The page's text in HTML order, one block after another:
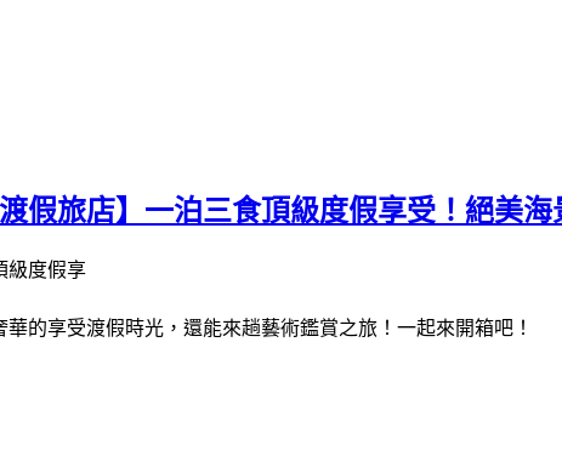
假旅店】一泊三食頂級度假享受！絕美海
的享受渡假時光，還能來趟藝術鑑賞之旅！一起來開箱吧！